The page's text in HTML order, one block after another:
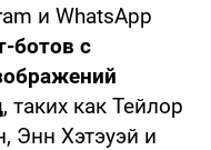
и WhatsApp
ботов с
, таких как Тейлор
Энн Хэтэуэй и